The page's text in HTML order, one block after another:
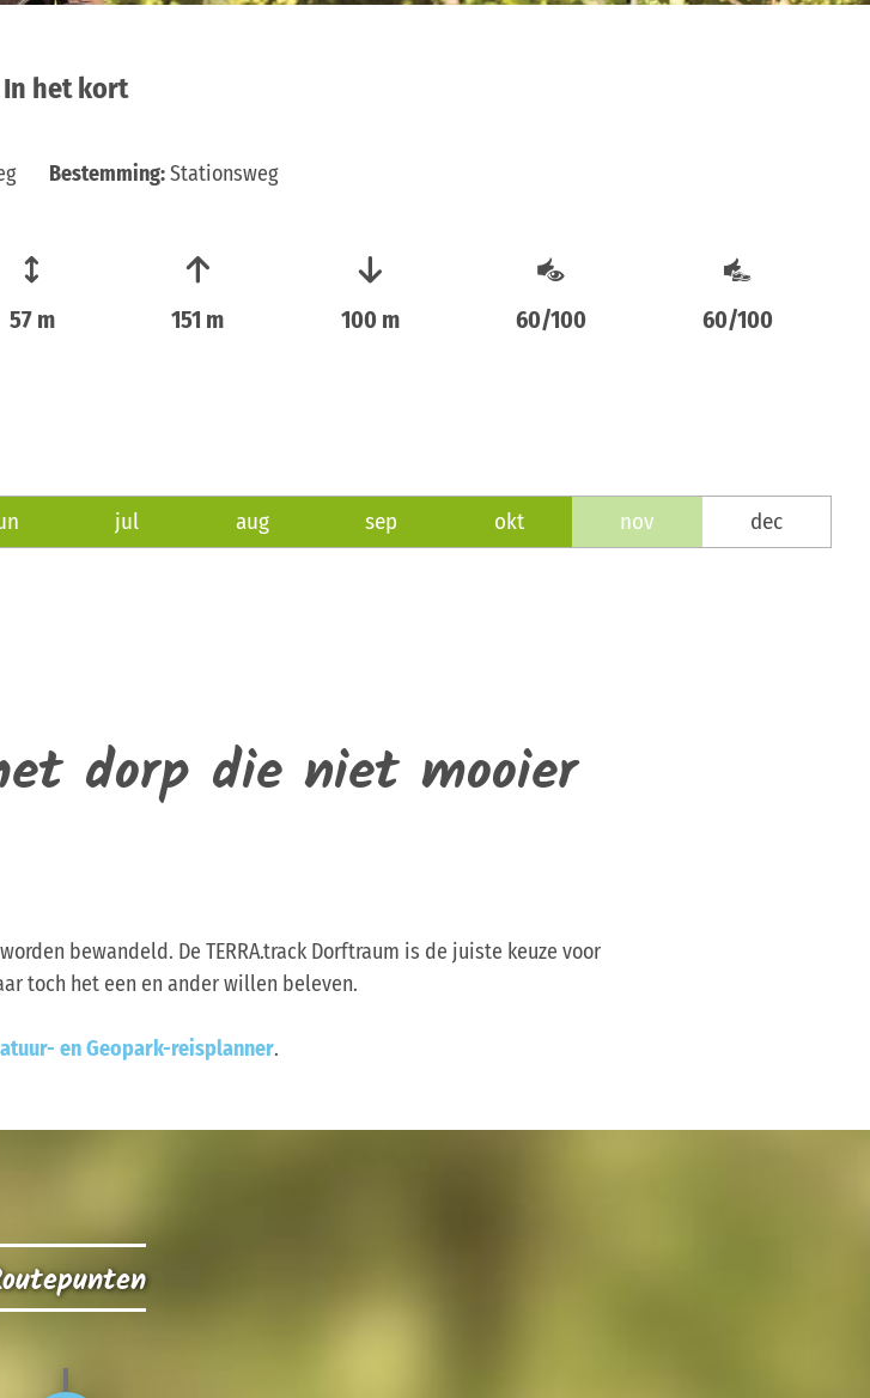
In het kort
Bestemming:Stationsweg
57 m 151 m 100 m 60/100 60/100
jul aug sep okt nov dec
dorp die niet mooier
bewandeld. De TERRA.track Dorftraum is de juiste keuze voor
toch het een en ander willen beleven.
en Geopark-reisplanner.